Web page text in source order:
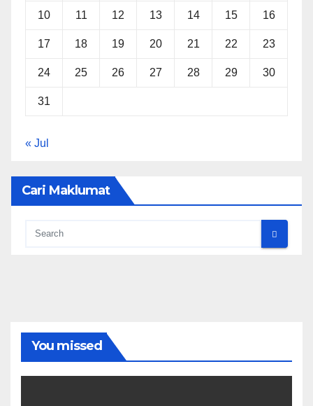
10 11 12 13 14 15 16
17 18 19 20 21 22 23
24 25 26 27 28 29 30
31
« Jul
Cari Maklumat
You missed